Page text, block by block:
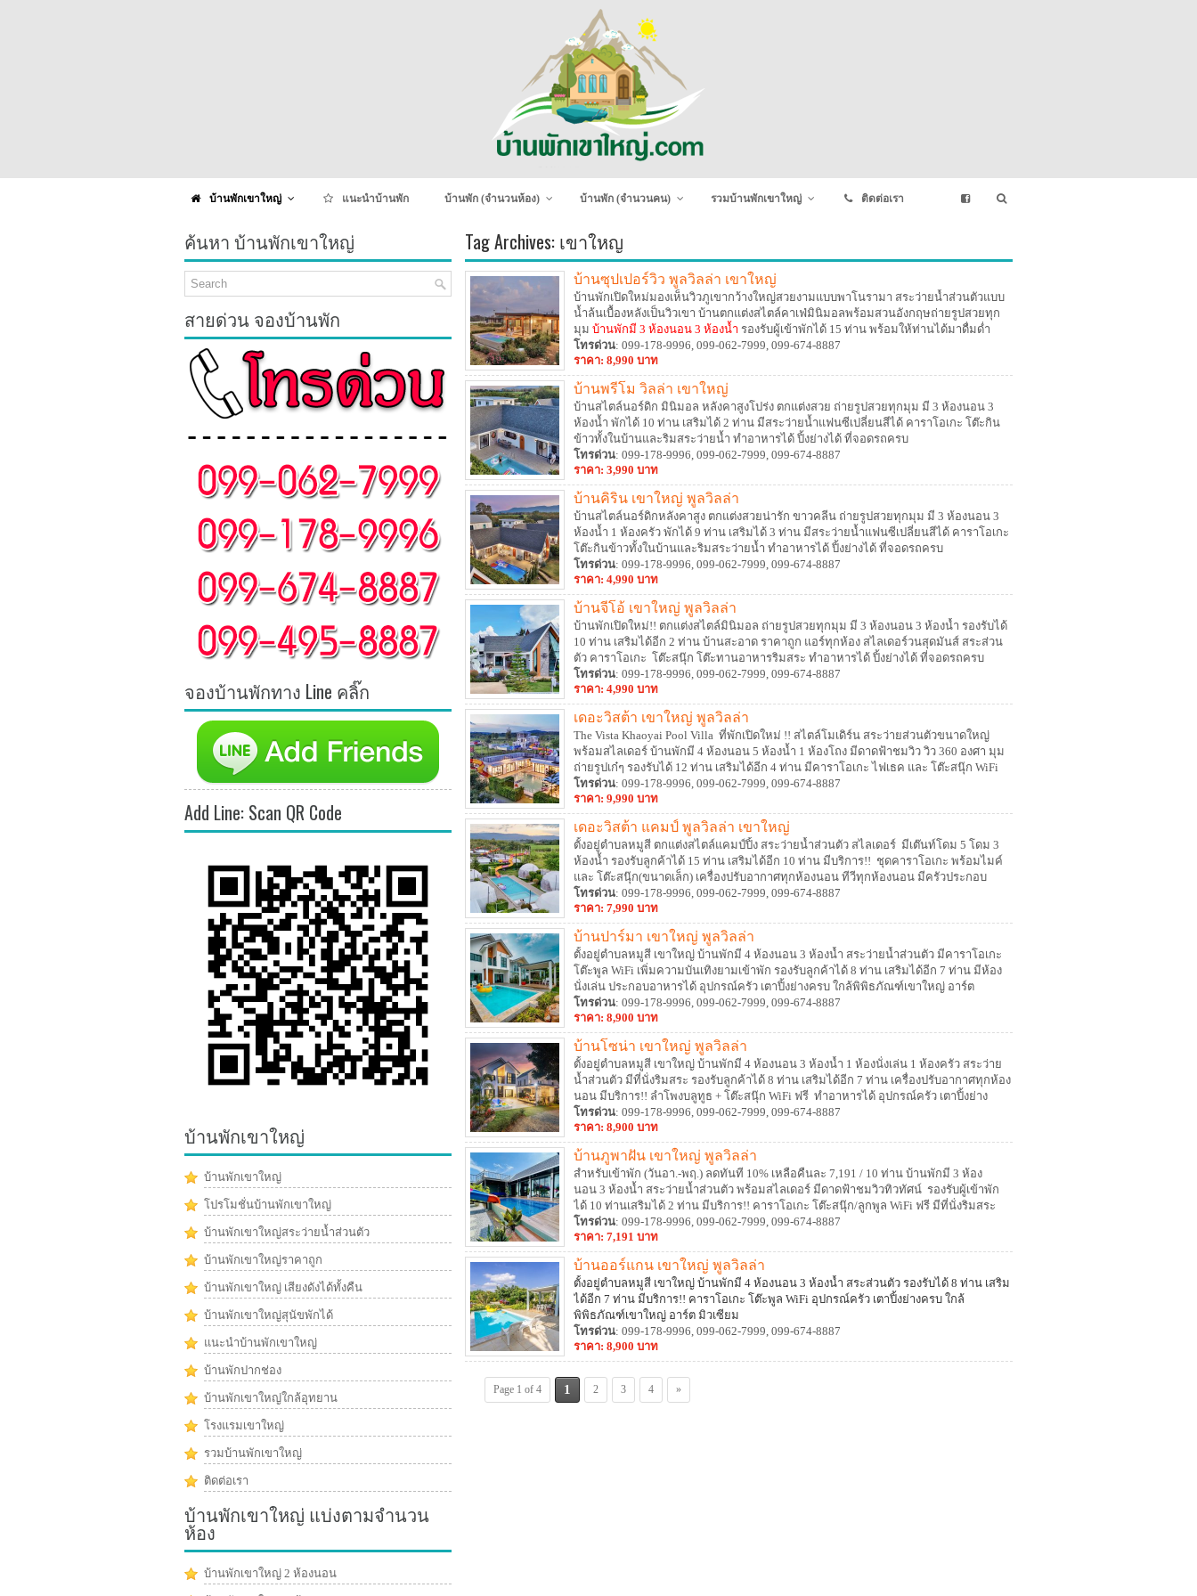
บ้านพักเขาใหญ่ แนะนำบ้านพัก บ้านพัก (จำนวนห้อง) บ้านพัก (จำนวนคน) รวมบ้านพักเขาใหญ่ ติดต่อเรา
Tag Archives: เขาใหญ
บ้านซุปเปอร์วิว พูลวิลล่า เขาใหญ่
บ้านพักเปิดใหม่มองเห็นวิวภูเขากว้างใหญ่สวยงามแบบพาโนรามา สระว่ายน้ำส่วนตัวแบบ
น้ำล้นเบื้องหลังเป็นวิวเขา บ้านตกแต่งสไตล์คาเฟ่มินิมอลพร้อมสวนอังกฤษถ่ายรูปสวยทุก
มุม บ้านพักมี 3 ห้องนอน 3 ห้องน้ำ รองรับผู้เข้าพักได้ 15 ท่าน พร้อมให้ท่านได้มาดื่มด่ำ
บรรยากาศธรรมชาติเก็บความประทับใจแล้ววันนี้
โทรด่วน: 099-178-9996, 099-062-7999, 099-674-8887
ราคา: 8,990 บาท
บ้านพรีโม วิลล่า เขาใหญ่
บ้านสไตล์นอร์ดิก มินิมอล หลังคาสูงโปร่ง ตกแต่งสวย ถ่ายรูปสวยทุกมุม มี 3 ห้องนอน 3
ห้องน้ำ พักได้ 10 ท่าน เสริมได้ 2 ท่าน มีสระว่ายน้ำแฟนซีเปลี่ยนสีได้ คาราโอเกะ โต๊ะกิน
ข้าวทั้งในบ้านและริมสระว่ายน้ำ ทำอาหารได้ ปิ้งย่างได้ ที่จอดรถครบ
โทรด่วน: 099-178-9996, 099-062-7999, 099-674-8887
ราคา: 3,990 บาท
บ้านคิริน เขาใหญ่ พูลวิลล่า
บ้านสไตล์นอร์ดิกหลังคาสูง ตกแต่งสวยน่ารัก ขาวคลีน ถ่ายรูปสวยทุกมุม มี 3 ห้องนอน 3
ห้องน้ำ 1 ห้องครัว พักได้ 9 ท่าน เสริมได้ 3 ท่าน มีสระว่ายน้ำแฟนซีเปลี่ยนสีได้ คาราโอเกะ
โต๊ะกินข้าวทั้งในบ้านและริมสระว่ายน้ำ ทำอาหารได้ ปิ้งย่างได้ ที่จอดรถครบ
โทรด่วน: 099-178-9996, 099-062-7999, 099-674-8887
ราคา: 4,990 บาท
บ้านจีโอ้ เขาใหญ่ พูลวิลล่า
บ้านพักเปิดใหม่!! ตกแต่งสไตล์มินิมอล ถ่ายรูปสวยทุกมุม มี 3 ห้องนอน 3 ห้องน้ำ รองรับได้
10 ท่าน เสริมได้อีก 2 ท่าน บ้านสะอาด ราคาถูก แอร์ทุกห้อง สไลเดอร์วนสุดมันส์ สระส่วน
ตัว คาราโอเกะ โต๊ะสนุ๊ก โต๊ะทานอาหารริมสระ ทำอาหารได้ ปิ้งย่างได้ ที่จอดรถครบ
โทรด่วน: 099-178-9996, 099-062-7999, 099-674-8887
ราคา: 4,990 บาท
เดอะวิสต้า เขาใหญ่ พูลวิลล่า
The Vista Khaoyai Pool Villa ที่พักเปิดใหม่ !! สไตล์โมเดิร์น สระว่ายส่วนตัวขนาดใหญ่
พร้อมสไลเดอร์ บ้านพักมี 4 ห้องนอน 5 ห้องน้ำ 1 ห้องโถง มีดาดฟ้าชมวิว วิว 360 องศา มุม
ถ่ายรูปเก๋ๆ รองรับได้ 12 ท่าน เสริมได้อีก 4 ท่าน มีคาราโอเกะ ไฟเธค และ โต๊ะสนุ๊ก WiFi
ฟรี อุปกรณ์ครัว เตาปิ้งย่าง ที่จอดรถครบ
โทรด่วน: 099-178-9996, 099-062-7999, 099-674-8887
ราคา: 9,990 บาท
เดอะวิสต้า แคมป์ พูลวิลล่า เขาใหญ่
ตั้งอยู่ตำบลหมูสี ตกแต่งสไตล์แคมป์ปิ้ง สระว่ายน้ำส่วนตัว สไลเดอร์ มีเต๊นท์โดม 5 โดม 3
ห้องน้ำ รองรับลูกค้าได้ 15 ท่าน เสริมได้อีก 10 ท่าน มีบริการ!! ชุดคาราโอเกะ พร้อมไมค์
และ โต๊ะสนุ๊ก(ขนาดเล็ก) เครื่องปรับอากาศทุกห้องนอน ทีวีทุกห้องนอน มีครัวประกอบ
อาหารกลางแจ้ง (Out Door) อุปกรณ์ครัว เตาปิ้งย่าง สิ่งอำนวยความมากมาย
โทรด่วน: 099-178-9996, 099-062-7999, 099-674-8887
ราคา: 7,990 บาท
บ้านปาร์มา เขาใหญ่ พูลวิลล่า
ตั้งอยู่ตำบลหมูสี เขาใหญ่ บ้านพักมี 4 ห้องนอน 3 ห้องน้ำ สระว่ายน้ำส่วนตัว มีคาราโอเกะ
โต๊ะพูล WiFi เพิ่มความบันเทิงยามเข้าพัก รองรับลูกค้าได้ 8 ท่าน เสริมได้อีก 7 ท่าน มีห้อง
นั่งเล่น ประกอบอาหารได้ อุปกรณ์ครัว เตาปิ้งย่างครบ ใกล้พิพิธภัณฑ์เขาใหญ่ อาร์ต
มิวเซียม
โทรด่วน: 099-178-9996, 099-062-7999, 099-674-8887
ราคา: 8,900 บาท
บ้านโซน่า เขาใหญ่ พูลวิลล่า
ตั้งอยู่ตำบลหมูสี เขาใหญ่ บ้านพักมี 4 ห้องนอน 3 ห้องน้ำ 1 ห้องนั่งเล่น 1 ห้องครัว สระว่าย
น้ำส่วนตัว มีที่นั่งริมสระ รองรับลูกค้าได้ 8 ท่าน เสริมได้อีก 7 ท่าน เครื่องปรับอากาศทุกห้อง
นอน มีบริการ!! ลำโพงบลูทูธ + โต๊ะสนุ๊ก WiFi ฟรี ทำอาหารได้ อุปกรณ์ครัว เตาปิ้งย่าง
ครบใกล้พิพิธภัณฑ์เขาใหญ่ อาร์ต มิวเซียม
โทรด่วน: 099-178-9996, 099-062-7999, 099-674-8887
ราคา: 8,900 บาท
บ้านภูพาฝัน เขาใหญ่ พูลวิลล่า
สำหรับเข้าพัก (วันอา.-พฤ.) ลดทันที 10% เหลือคืนละ 7,191 / 10 ท่าน บ้านพักมี 3 ห้อง
นอน 3 ห้องน้ำ สระว่ายน้ำส่วนตัว พร้อมสไลเดอร์ มีดาดฟ้าชมวิวทิวทัศน์ รองรับผู้เข้าพัก
ได้ 10 ท่านเสริมได้ 2 ท่าน มีบริการ!! คาราโอเกะ โต๊ะสนุ๊ก/ลูกพูล WiFi ฟรี มีที่นั่งริมสระ
ปาร์ตี้ได้ ประกอบอาหารได้ มีอุปกรณ์ครัว เตาปิ้งย่างครบ สิ่งอำนวยความสะดวกมากมาย
โทรด่วน: 099-178-9996, 099-062-7999, 099-674-8887
ราคา: 7,191 บาท
บ้านออร์แกน เขาใหญ่ พูลวิลล่า
ตั้งอยู่ตำบลหมูสี เขาใหญ่ บ้านพักมี 4 ห้องนอน 3 ห้องน้ำ สระส่วนตัว รองรับได้ 8 ท่าน เสริม
ได้อีก 7 ท่าน มีบริการ!! คาราโอเกะ โต๊ะพูล WiFi อุปกรณ์ครัว เตาปิ้งย่างครบ ใกล้
พิพิธภัณฑ์เขาใหญ่ อาร์ต มิวเซียม
โทรด่วน: 099-178-9996, 099-062-7999, 099-674-8887
ราคา: 8,900 บาท
Page 1 of 4 1 2 3 4 »
ค้นหา บ้านพักเขาใหญ่
สายด่วน จองบ้านพัก
จองบ้านพักทาง Line คลิ๊ก
Add Line: Scan QR Code
บ้านพักเขาใหญ่
บ้านพักเขาใหญ่
โปรโมชั่นบ้านพักเขาใหญ่
บ้านพักเขาใหญ่สระว่ายน้ำส่วนตัว
บ้านพักเขาใหญ่ราคาถูก
บ้านพักเขาใหญ่ เสียงดังได้ทั้งคืน
บ้านพักเขาใหญ่สุนัขพักได้
แนะนำบ้านพักเขาใหญ่
บ้านพักปากช่อง
บ้านพักเขาใหญ่ใกล้อุทยาน
โรงแรมเขาใหญ่
รวมบ้านพักเขาใหญ่
ติดต่อเรา
บ้านพักเขาใหญ่ แบ่งตามจำนวน
ห้อง
บ้านพักเขาใหญ่ 2 ห้องนอน